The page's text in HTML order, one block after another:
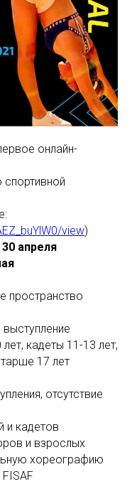
онлайн-
спортивной
view)
апреля
пространство
кадеты 11-13 лет,
17 лет
отсутствие
и кадетов
и взрослых
хореографию